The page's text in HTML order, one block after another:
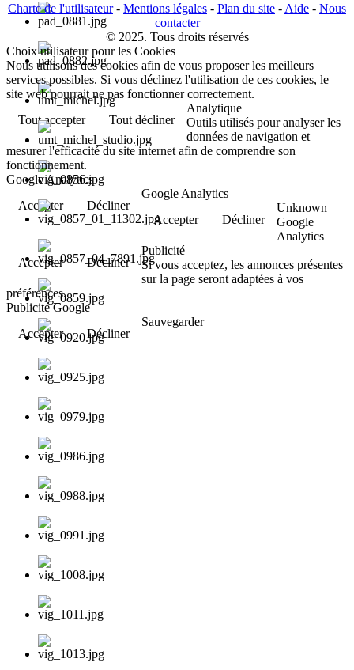
Charte de l'utilisateur- Mentions légales - Plan du site - Aide - Nous
contacter
© 2025. Tous droits réservés
Choix utilisateur pour les Cookies
Nous utilisons des cookies afin de vous proposer les meilleurs
services possibles. Si vous déclinez l'utilisation de ces cookies, le
site web pourrait ne pas fonctionner correctement.
Tout accepter
Tout décliner
Analytique
Outils utilisés pour analyser les
données de navigation et
mesurer l'efficacité du site internet afin de comprendre son
fonctionnement.
Google Analytics
Accepter
Décliner
Google Analytics
Accepter
Décliner
Unknown
Google
Analytics
Accepter
Décliner
Publicité
Si vous acceptez, les annonces présentes
sur la page seront adaptées à vos
préférences.
Publicité Google
Accepter
Décliner
Sauvegarder